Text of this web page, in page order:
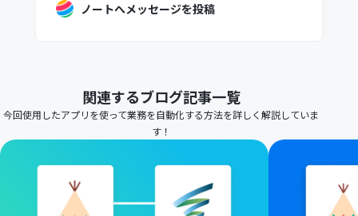
ノートへメッセージを投稿
関連するブログ記事一覧
今回使用したアプリを使って業務を自動化する方法を詳しく解説していま
す！